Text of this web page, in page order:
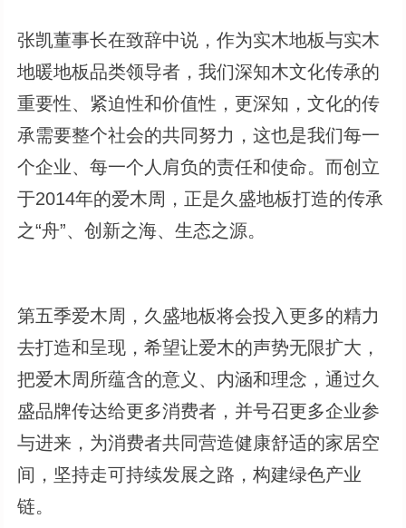
张凯董事长在致辞中说，作为实木地板与实木
地暖地板品类领导者，我们深知木文化传承的
重要性、紧迫性和价值性，更深知，文化的传
承需要整个社会的共同努力，这也是我们每一
个企业、每一个人肩负的责任和使命。而创立
于2014年的爱木周，正是久盛地板打造的传承
之“舟”、创新之海、生态之源。
第五季爱木周，久盛地板将会投入更多的精力
去打造和呈现，希望让爱木的声势无限扩大，
把爱木周所蕴含的意义、内涵和理念，通过久
盛品牌传达给更多消费者，并号召更多企业参
与进来，为消费者共同营造健康舒适的家居空
间，坚持走可持续发展之路，构建绿色产业
链。